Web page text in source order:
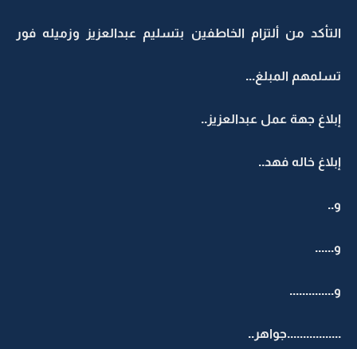
التأكد من ألتزام الخاطفين بتسليم عبدالعزيز وزميله فور
تسلمهم المبلغ...
إبلاغ جهة عمل عبدالعزيز..
إبلاغ خاله فهد..
و..
و......
و..............
.................جواهر..